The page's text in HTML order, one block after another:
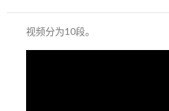
视频分为10段。